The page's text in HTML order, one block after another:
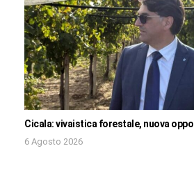
Cicala: vivaistica forestale, nuova
6 Agosto 2026